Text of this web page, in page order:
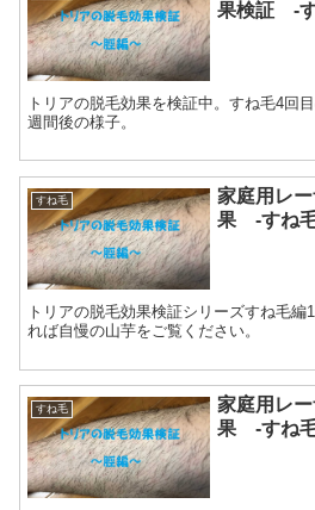
果検証 -
トリアの脱毛効果を検証中。すね毛4回
週間後の様子。
すね毛
家庭用レ
果 -すね
トリアの脱毛効果検証シリーズすね毛編
れば自慢の山芋をご覧ください。
すね毛
家庭用レ
果 -すね